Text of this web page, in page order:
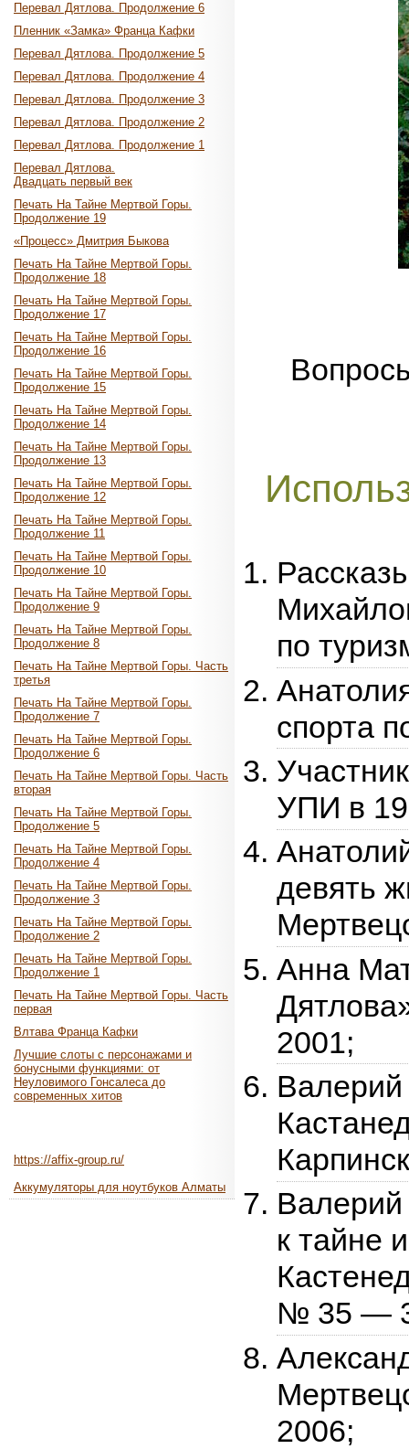
Перевал Дятлова. Продолжение 6
Пленник «Замка» Франца Кафки
Перевал Дятлова. Продолжение 5
Перевал Дятлова. Продолжение 4
Перевал Дятлова. Продолжение 3
Перевал Дятлова. Продолжение 2
Перевал Дятлова. Продолжение 1
Перевал Дятлова.
Двадцать первый век
Печать На Тайне Мертвой Горы.
Продолжение 19
«Процесс» Дмитрия Быкова
Печать На Тайне Мертвой Горы.
Продолжение 18
Печать На Тайне Мертвой Горы.
Продолжение 17
Печать На Тайне Мертвой Горы.
Продолжение 16
Печать На Тайне Мертвой Горы.
Продолжение 15
Печать На Тайне Мертвой Горы.
Продолжение 14
Печать На Тайне Мертвой Горы.
Продолжение 13
Печать На Тайне Мертвой Горы.
Продолжение 12
Печать На Тайне Мертвой Горы.
Продолжение 11
Печать На Тайне Мертвой Горы.
Продолжение 10
Печать На Тайне Мертвой Горы.
Продолжение 9
Печать На Тайне Мертвой Горы.
Продолжение 8
Печать На Тайне Мертвой Горы. Часть
третья
Печать На Тайне Мертвой Горы.
Продолжение 7
Печать На Тайне Мертвой Горы.
Продолжение 6
Печать На Тайне Мертвой Горы. Часть
вторая
Печать На Тайне Мертвой Горы.
Продолжение 5
Печать На Тайне Мертвой Горы.
Продолжение 4
Печать На Тайне Мертвой Горы.
Продолжение 3
Печать На Тайне Мертвой Горы.
Продолжение 2
Печать На Тайне Мертвой Горы.
Продолжение 1
Печать На Тайне Мертвой Горы. Часть
первая
Влтава Франца Кафки
Лучшие слоты с персонажами и
бонусными функциями: от
Неуловимого Гонсалеса до
современных хитов
https://affix-group.ru/
Аккумуляторы для ноутбуков Алматы
по
спорта
УПИ в
девять
Анна
2001;
к тайне
№ 35 —
2006;